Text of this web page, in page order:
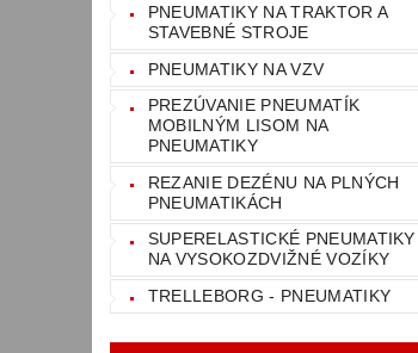
PNEUMATIKY NA TRAKTOR A
STAVEBNÉ STROJE
PNEUMATIKY NA VZV
PREZÚVANIE PNEUMATÍK
MOBILNÝM LISOM NA
PNEUMATIKY
REZANIE DEZÉNU NA PLNÝCH
PNEUMATIKÁCH
SUPERELASTICKÉ PNEUMATIKY
NA VYSOKOZDVIŽNÉ VOZÍKY
TRELLEBORG - PNEUMATIKY